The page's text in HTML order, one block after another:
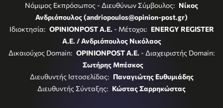
Νόμιμος Εκπρόσωπος - Διευθύνων Σύμβουλος: Νίκος
Ανδριόπουλος (andriopoulos@opinion-post.gr)
Ιδιοκτησία: OPINIONPOST A.E. - Μέτοχοι: ENERGY REGISTER
Α.Ε. / Ανδριόπουλος Νικόλαος
Δικαιούχος Domain: OPINIONPOST A.E. - Διαχειριστής Domain:
Σωτήρης Μπέσκος
Διευθυντής Ιστοσελίδας: Παναγιώτης Ευθυμιάδης
Διευθυντής Σύνταξης: Κώστας Σαρρηκώστας